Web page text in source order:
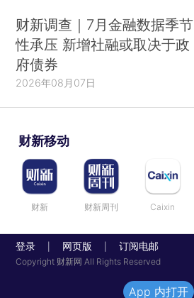
财新调查｜7月金融数据季节
性承压 新增社融或取决于政
府债券
2026年08月07日
财新移动
财新 财新周刊 Caixin
登录 网页版 订阅电邮
Copyright 财新网 All Rights Reserved
App 内打开